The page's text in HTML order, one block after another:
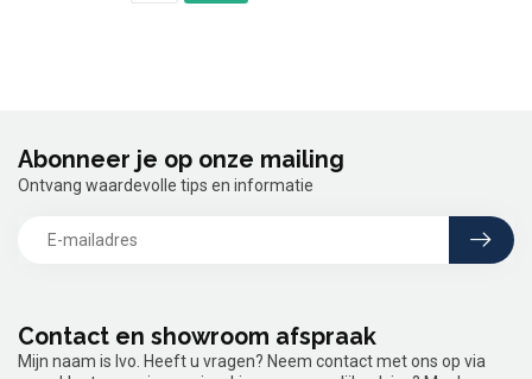
Contact en showroom afspraak
Mijn naam is Ivo. Heeft u vragen? Neem contact met ons op via
Abonneer je op onze mailing
Ontvang waardevolle tips en informatie